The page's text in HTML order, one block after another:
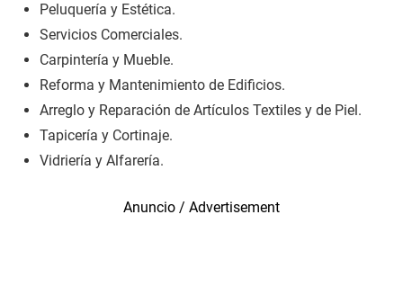
Peluquería y Estética.
Servicios Comerciales.
Carpintería y Mueble.
Reforma y Mantenimiento de Edificios.
Arreglo y Reparación de Artículos Textiles y de Piel.
Tapicería y Cortinaje.
Vidriería y Alfarería.